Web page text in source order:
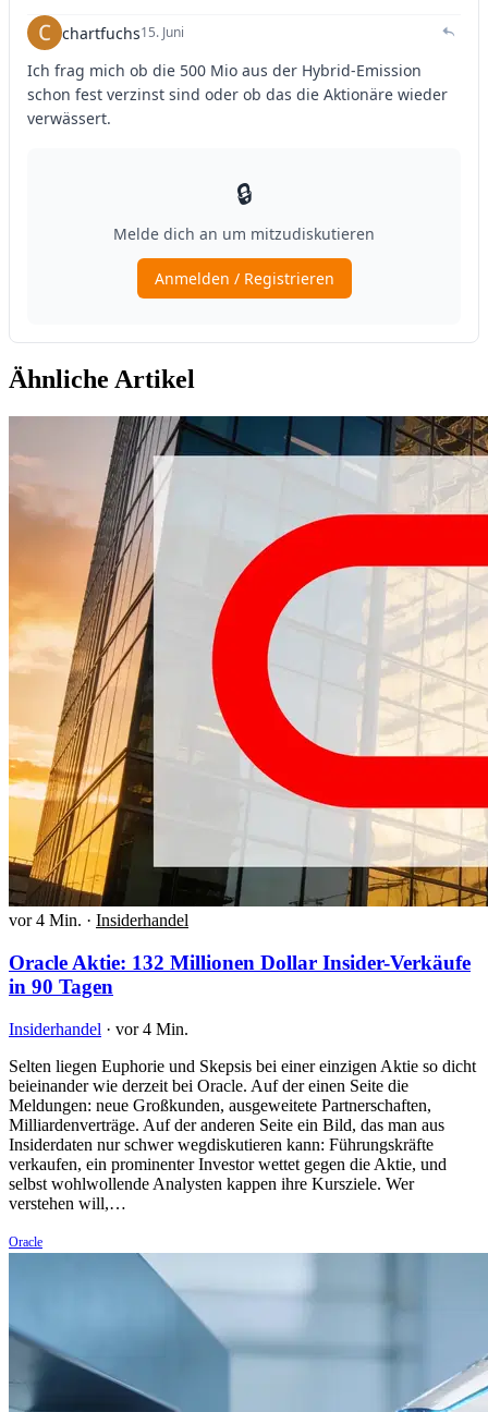
Ähnliche Artikel
vor 4 Min. · Insiderhandel
Oracle Aktie: 132 Millionen Dollar Insider-Verkäufe
in 90 Tagen
Insiderhandel · vor 4 Min.
Selten liegen Euphorie und Skepsis bei einer einzigen Aktie so dicht
beieinander wie derzeit bei Oracle. Auf der einen Seite die
Meldungen: neue Großkunden, ausgeweitete Partnerschaften,
Milliardenverträge. Auf der anderen Seite ein Bild, das man aus
Insiderdaten nur schwer wegdiskutieren kann: Führungskräfte
verkaufen, ein prominenter Investor wettet gegen die Aktie, und
selbst wohlwollende Analysten kappen ihre Kursziele. Wer
verstehen will,…
Oracle